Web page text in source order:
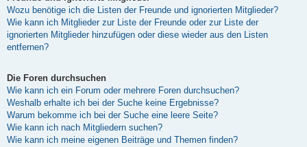
Wozu benötige ich die Listen der Freunde und ignorierten Mitglieder?
Wie kann ich Mitglieder zur Liste der Freunde oder zur Liste der
ignorierten Mitglieder hinzufügen oder diese wieder aus den Listen
entfernen?
Die Foren durchsuchen
Wie kann ich ein Forum oder mehrere Foren durchsuchen?
Weshalb erhalte ich bei der Suche keine Ergebnisse?
Warum bekomme ich bei der Suche eine leere Seite?
Wie kann ich nach Mitgliedern suchen?
Wie kann ich meine eigenen Beiträge und Themen finden?